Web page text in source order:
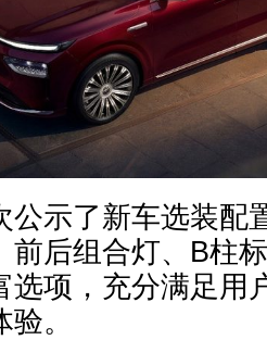
公示了新车选装配
前后组合灯、B柱
选项，充分满足用
。